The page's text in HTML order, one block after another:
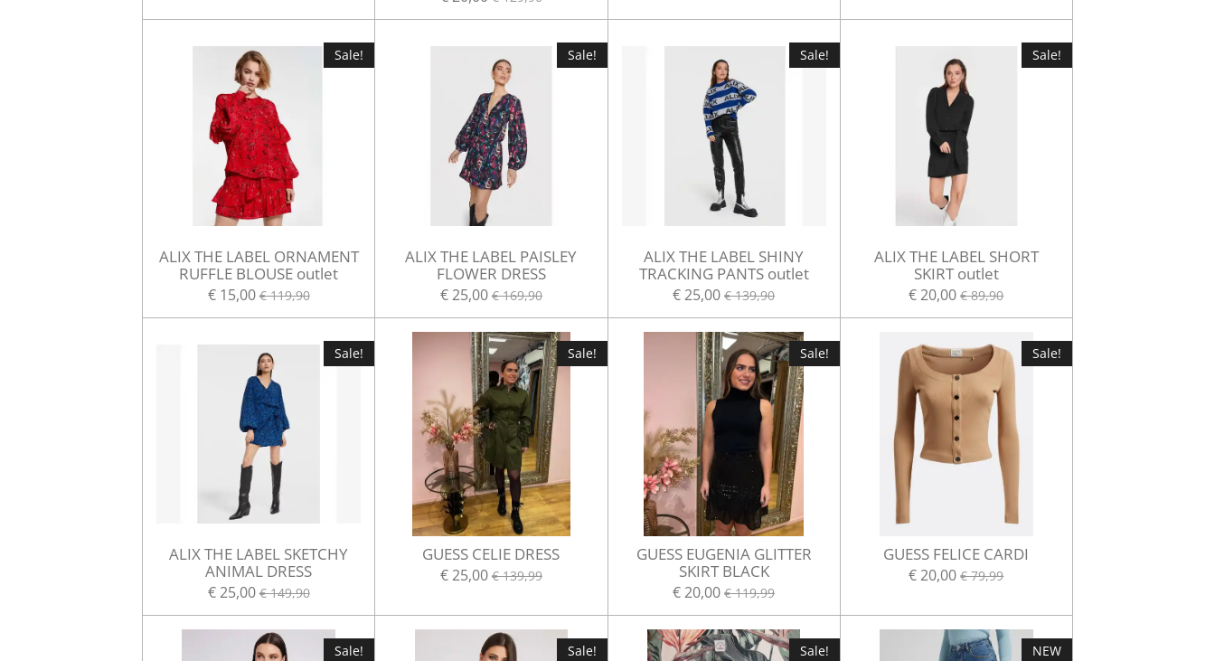
Sale!
ALIX THE LABEL ORNAMENT
RUFFLE BLOUSE outlet
€ 15,00 € 119,90
Sale!
ALIX THE LABEL PAISLEY
FLOWER DRESS
€ 25,00 € 169,90
Sale!
ALIX THE LABEL SHINY
TRACKING PANTS outlet
€ 25,00 € 139,90
Sale!
ALIX THE LABEL SHORT
SKIRT outlet
€ 20,00 € 89,90
Sale!
ALIX THE LABEL SKETCHY
ANIMAL DRESS
€ 25,00 € 149,90
Sale!
GUESS CELIE DRESS
€ 25,00 € 139,99
Sale!
GUESS EUGENIA GLITTER
SKIRT BLACK
€ 20,00 € 119,99
Sale!
GUESS FELICE CARDI
€ 20,00 € 79,99
Sale! Sale! Sale! NEW